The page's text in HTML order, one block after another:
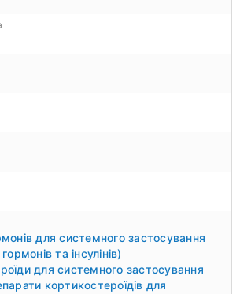
для системного застосування
та інсулінів)
для системного застосування
кортикостероїдів для